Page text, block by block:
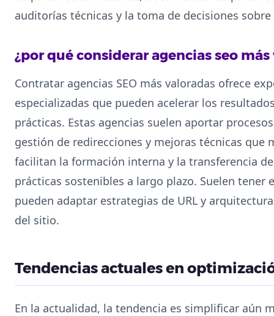
auditorías técnicas y la toma de decisiones
¿por qué considerar agencias seo más
Contratar agencias SEO más valoradas ofrece
especializadas que pueden acelerar los
prácticas. Estas agencias suelen aportar
gestión de redirecciones y mejoras técnicas que
facilitan la formación interna y la transferencia
prácticas sostenibles a largo plazo. Suelen tener
pueden adaptar estrategias de URL y
del sitio.
Tendencias actuales en
En la actualidad, la tendencia es simplificar aún